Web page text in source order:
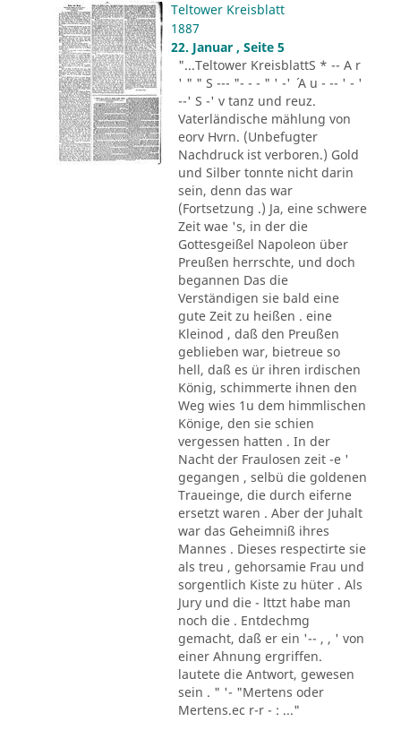
Teltower Kreisblatt
1887
22. Januar , Seite 5
"...Teltower KreisblattS * -- A r
' " " S --- "- - - " ' -' ´ A u - -- ' - '
--' S -' v tanz und reuz.
Vaterländische mählung von
eorv Hvrn. (Unbefugter
Nachdruck ist verboren.) Gold
und Silber tonnte nicht darin
sein, denn das war
(Fortsetzung .) Ja, eine schwere
Zeit wae 's, in der die
Gottesgeißel Napoleon über
Preußen herrschte, und doch
begannen Das die
Verständigen sie bald eine
gute Zeit zu heißen . eine
Kleinod , daß den Preußen
geblieben war, bietreue so
hell, daß es ür ihren irdischen
König, schimmerte ihnen den
Weg wies 1u dem himmlischen
Könige, den sie schien
vergessen hatten . In der
Nacht der Fraulosen zeit -e '
gegangen , selbü die goldenen
Traueinge, die durch eiferne
ersetzt waren . Aber der Juhalt
war das Geheimniß ihres
Mannes . Dieses respectirte sie
als treu , gehorsamie Frau und
sorgentlich Kiste zu hüter . Als
Jury und die - lttzt habe man
noch die . Entdechmg
gemacht, daß er ein '-- , , ' von
einer Ahnung ergriffen.
lautete die Antwort, gewesen
sein . " '- "Mertens oder
Mertens.ec r-r - : ..."